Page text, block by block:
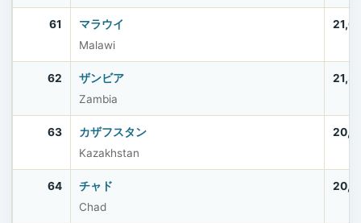
61
マラウイ
Malawi
62
ザンビア
Zambia
63
カザフスタン
Kazakhstan
64
チャド
Chad